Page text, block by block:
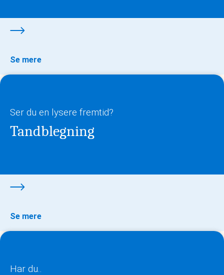
Se mere
Ser du en lysere fremtid?
Tandblegning
Se mere
Har du..